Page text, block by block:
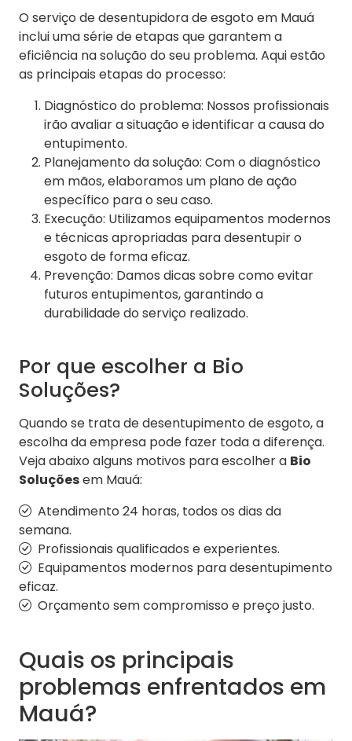
O serviço de desentupidora de esgoto em Mauá
inclui uma série de etapas que garantem a
eficiência na solução do seu problema. Aqui estão
as principais etapas do processo:
Diagnóstico do problema: Nossos profissionais
irão avaliar a situação e identificar a causa do
entupimento.
Planejamento da solução: Com o diagnóstico
em mãos, elaboramos um plano de ação
específico para o seu caso.
Execução: Utilizamos equipamentos modernos
e técnicas apropriadas para desentupir o
esgoto de forma eficaz.
Prevenção: Damos dicas sobre como evitar
futuros entupimentos, garantindo a
durabilidade do serviço realizado.
Por que escolher a Bio
Soluções?
Quando se trata de desentupimento de esgoto, a
escolha da empresa pode fazer toda a diferença.
Veja abaixo alguns motivos para escolher a Bio
Soluçõesem Mauá:
Atendimento 24 horas, todos os dias da
semana.
Profissionais qualificados e experientes.
Equipamentos modernos para desentupimento
eficaz.
Orçamento sem compromisso e preço justo.
Quais os principais
problemas enfrentados em
Mauá?